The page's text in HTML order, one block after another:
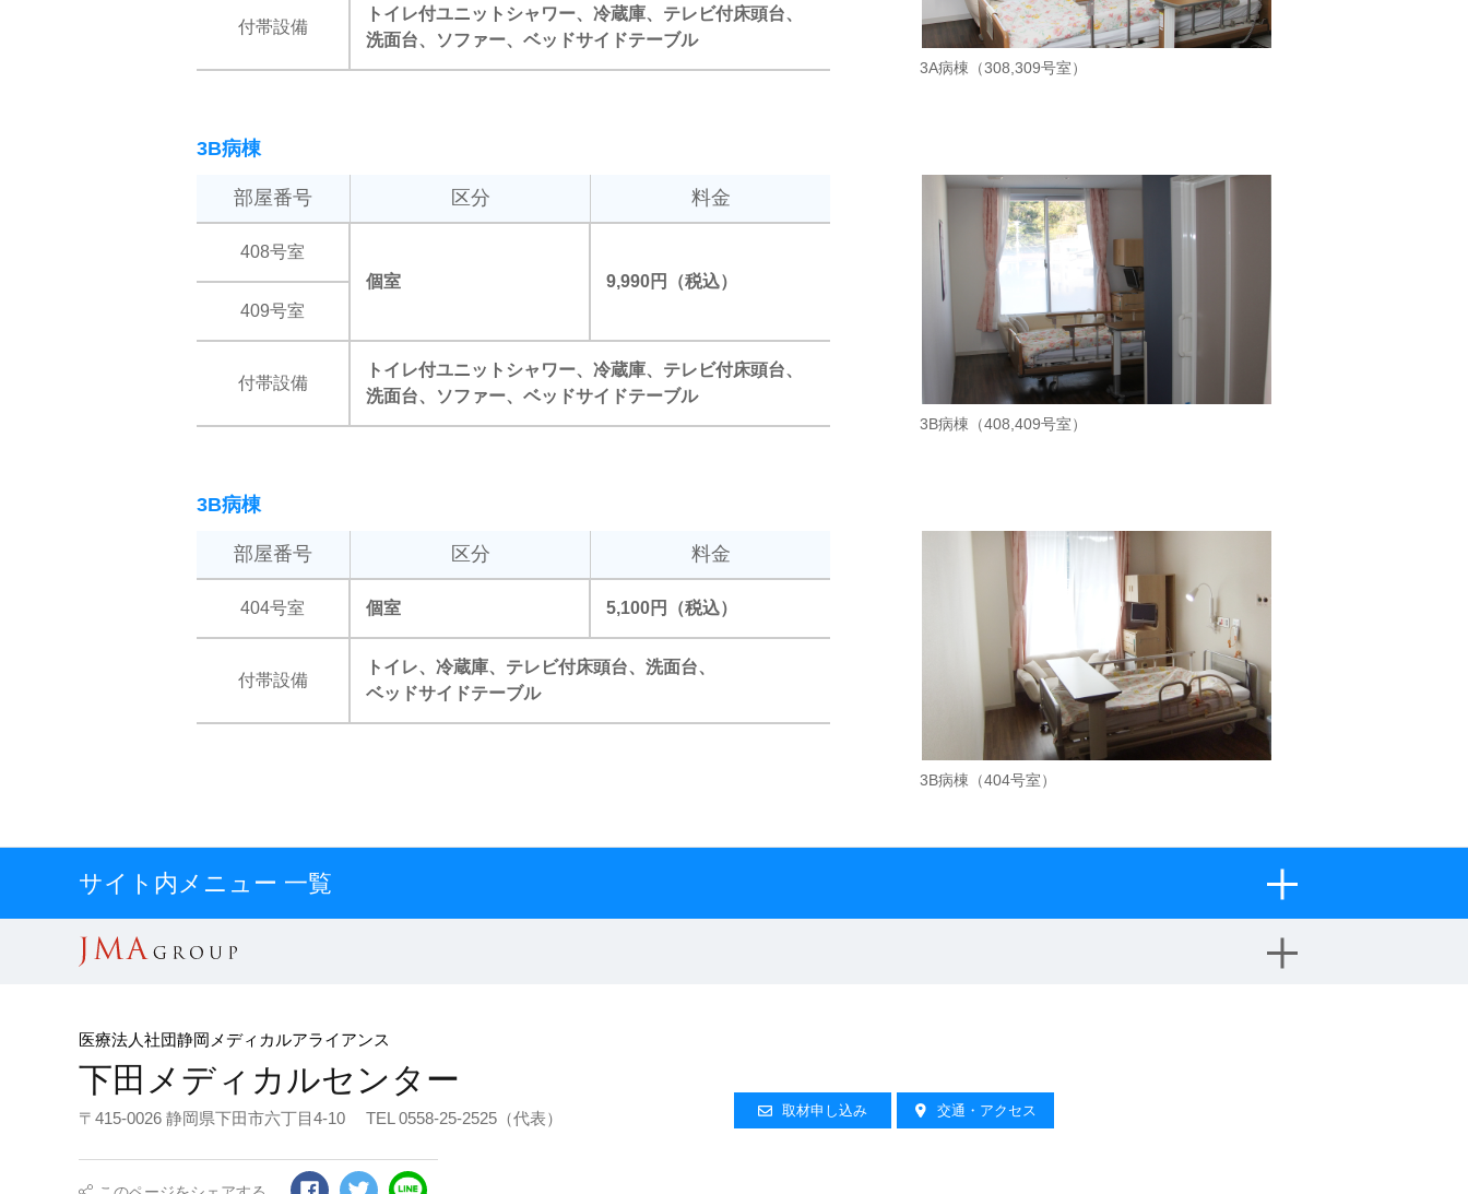
付帯設備
トイレ付ユニットシャワー、冷蔵庫、テレビ付床頭台、
洗面台、ソファー、ベッドサイドテーブル
3A病棟（308,309号室）
3B病棟
部屋番号 区分 料金
408号室
個室
9,990円（税込）
409号室
付帯設備
トイレ付ユニットシャワー、冷蔵庫、テレビ付床頭台、
洗面台、ソファー、ベッドサイドテーブル
3B病棟（408,409号室）
3B病棟
部屋番号 区分 料金
404号室 個室 5,100円（税込）
付帯設備
トイレ、冷蔵庫、テレビ付床頭台、洗面台、
ベッドサイドテーブル
3B病棟（404号室）
サイト内メニュー 一覧
医療法人社団静岡メディカルアライアンス
下田メディカルセンター
〒415-0026 静岡県下田市六丁目4-10 TEL 0558-25-2525（代表） 取材申し込み 交通・アクセス